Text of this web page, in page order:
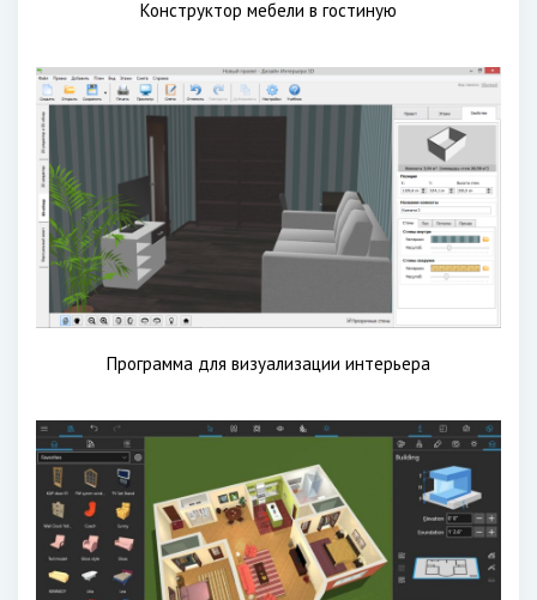
Конструктор мебели в гостиную
Программа для визуализации интерьера